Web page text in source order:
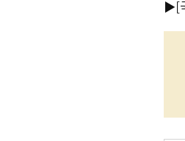
▶[